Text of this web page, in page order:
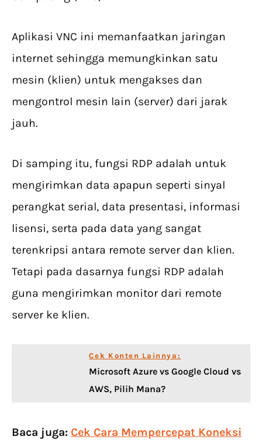
Aplikasi VNC ini memanfaatkan jaringan
internet sehingga memungkinkan satu
mesin (klien) untuk mengakses dan
mengontrol mesin lain (server) dari jarak
jauh.
Di samping itu, fungsi RDP adalah untuk
mengirimkan data apapun seperti sinyal
perangkat serial, data presentasi, informasi
lisensi, serta pada data yang sangat
terenkripsi antara remote server dan klien.
Tetapi pada dasarnya fungsi RDP adalah
guna mengirimkan monitor dari remote
server ke klien.
Cek Konten Lainnya:
Microsoft Azure vs Google Cloud vs
AWS, Pilih Mana?
Baca juga: Cek Cara Mempercepat Koneksi